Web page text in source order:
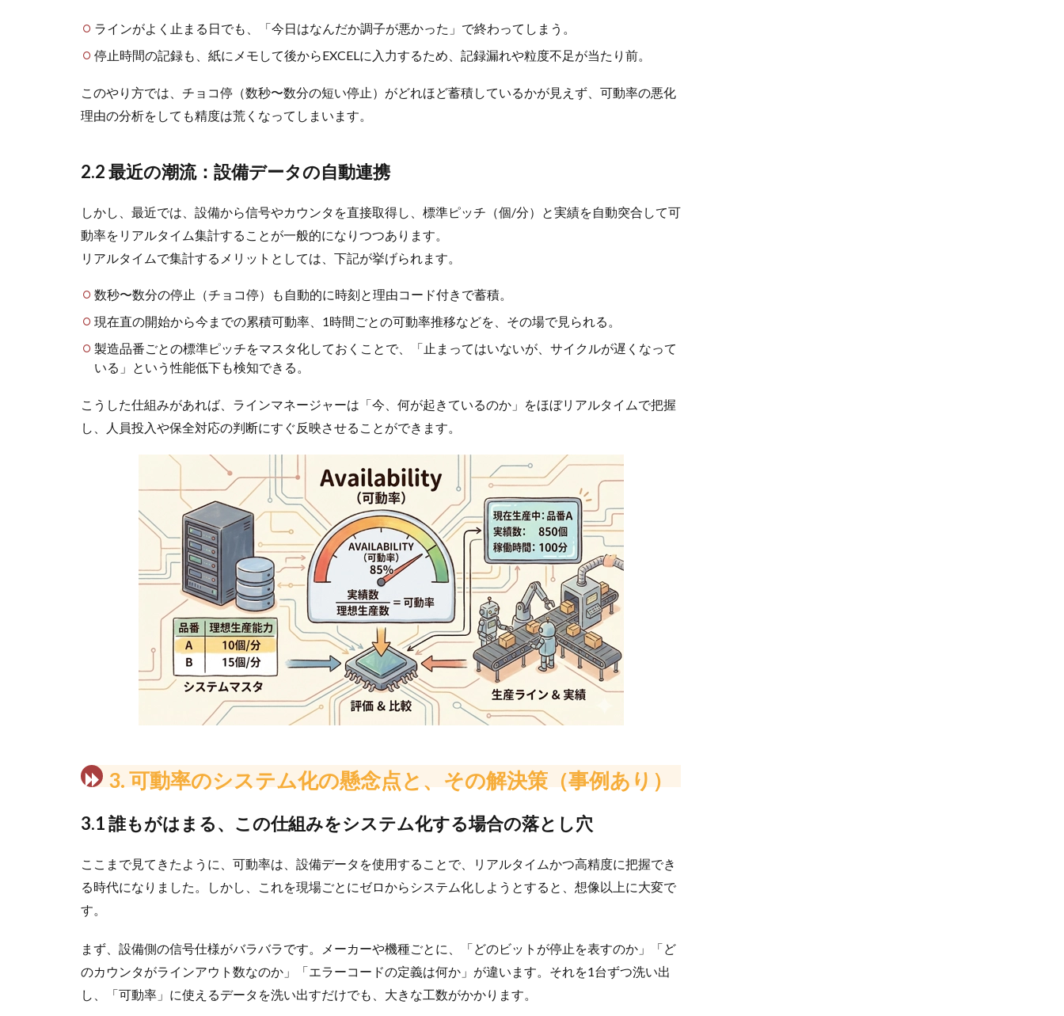
ラインがよく止まる日でも、「今日はなんだか調子が悪かった」で終わってしまう。
停止時間の記録も、紙にメモして後からEXCELに入力するため、記録漏れや粒度不足が当たり前。
このやり方では、チョコ停（数秒〜数分の短い停止）がどれほど蓄積しているかが見えず、可動率の悪化
理由の分析をしても精度は荒くなってしまいます。
2.2 最近の潮流：設備データの自動連携
しかし、最近では、設備から信号やカウンタを直接取得し、標準ピッチ（個/分）と実績を自動突合して可
動率をリアルタイム集計することが一般的になりつつあります。
リアルタイムで集計するメリットとしては、下記が挙げられます。
数秒〜数分の停止（チョコ停）も自動的に時刻と理由コード付きで蓄積。
現在直の開始から今までの累積可動率、1時間ごとの可動率推移などを、その場で見られる。
製造品番ごとの標準ピッチをマスタ化しておくことで、「止まってはいないが、サイクルが遅くなって
いる」という性能低下も検知できる。
こうした仕組みがあれば、ラインマネージャーは「今、何が起きているのか」をほぼリアルタイムで把握
し、人員投入や保全対応の判断にすぐ反映させることができます。
3. 可動率のシステム化の懸念点と、その解決策（事例あり）
3.1 誰もがはまる、この仕組みをシステム化する場合の落とし穴
ここまで見てきたように、可動率は、設備データを使用することで、リアルタイムかつ高精度に把握でき
る時代になりました。しかし、これを現場ごとにゼロからシステム化しようとすると、想像以上に大変で
す。
まず、設備側の信号仕様がバラバラです。メーカーや機種ごとに、「どのビットが停止を表すのか」「ど
のカウンタがラインアウト数なのか」「エラーコードの定義は何か」が違います。それを1台ずつ洗い出
し、「可動率」に使えるデータを洗い出すだけでも、大きな工数がかかります。